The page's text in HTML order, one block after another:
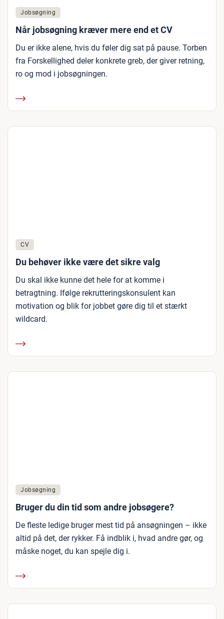
Jobsøgning
Når jobsøgning kræver mere end et CV
Du er ikke alene, hvis du føler dig sat på pause. Torben
fra Forskellighed deler konkrete greb, der giver retning,
ro og mod i jobsøgningen.
CV
Du behøver ikke være det sikre valg
Du skal ikke kunne det hele for at komme i
betragtning. Ifølge rekrutteringskonsulent kan
motivation og blik for jobbet gøre dig til et stærkt
wildcard.
Jobsøgning
Bruger du din tid som andre jobsøgere?
De fleste ledige bruger mest tid på ansøgningen – ikke
altid på det, der rykker. Få indblik i, hvad andre gør, og
måske noget, du kan spejle dig i.